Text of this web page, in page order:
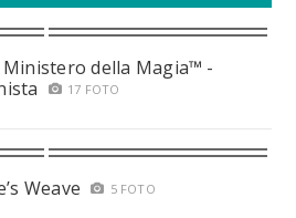
della Magia™ -
17 FOTO
Weave 5 FOTO